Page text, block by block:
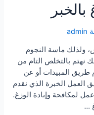
admin
ولذلك ماسة النجوم
نهتم بالتخلص التام من
طريق المبيدات أو عن
العمل الخبرة الذي نقدم
لمكافحة وإبادة الوزغ.
…